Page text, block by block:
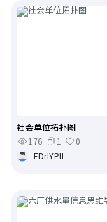
社会单位拓扑图
176
1
0
EDrIYPIL